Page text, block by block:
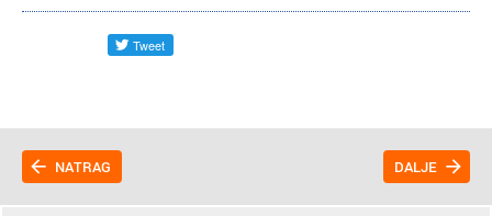
NATRAG DALJE